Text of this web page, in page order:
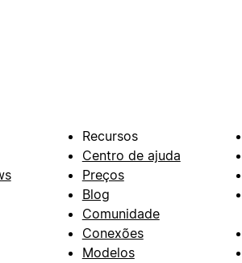
Recursos
Centro de ajuda
Preços
Blog
Comunidade
Conexões
Modelos